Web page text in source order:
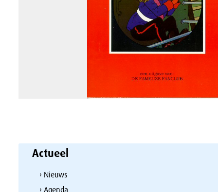
Actueel
› Nieuws
› Agenda